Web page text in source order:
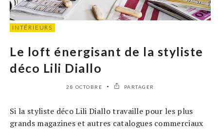
INTÉRIEURS
Le loft énergisant de la styliste
déco Lili Diallo
28 OCTOBRE PARTAGER
Si la styliste déco Lili Diallo travaille pour les plus
grands magazines et autres catalogues commerciaux